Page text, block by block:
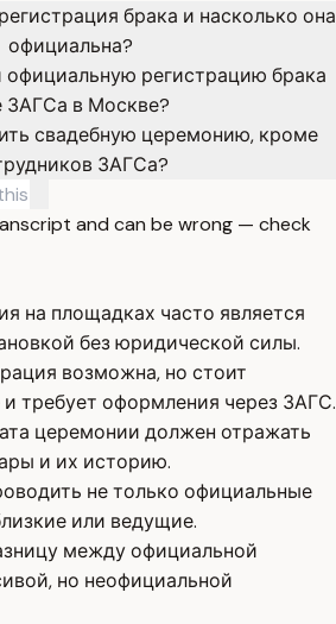
брака и насколько она
официальна?
регистрацию брака
ЗАГСа в Москве?
свадебную церемонию, кроме
ЗАГСа?
and can be wrong — check
на площадках часто является
без юридической силы.
возможна, но стоит
требует оформления через ЗАГС.
церемонии должен отражать
и их историю.
не только официальные
или ведущие.
между официальной
но неофициальной